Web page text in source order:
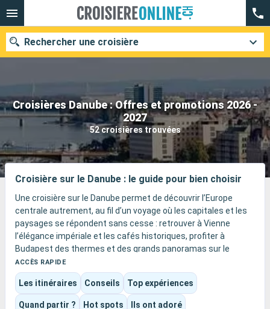
Croisières Danube : Offres et promotions 2026 -
2027
52 croisières trouvées
Rechercher une croisière
Nos destinations
Ports Compagnies
Rechercher
Croisière sur le Danube : le guide pour bien choisir
Une croisière sur le Danube permet de découvrir l’Europe
centrale autrement, au fil d’un voyage où les capitales et les
paysages se répondent sans cesse : retrouver à Vienne
l’élégance impériale et les cafés historiques, profiter à
Budapest des thermes et des grands panoramas sur le
fleuve, ou traverser plus à l’est des décors spectaculaires
comme la vallée de la Wachau ou les Portes de Fer.
La destination mêle très naturellement patrimoine, douceur
de vivre, gastronomie et navigation panoramique, dans une
ACCÈS RAPIDE
Les itinéraires Conseils Top expériences
Quand partir ? Hot spots Ils ont adoré